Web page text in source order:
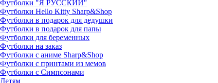
Футболки "Я РУССКИЙ"
Футболки Hello Kitty Sharp&Shop
Футболки в подарок для дедушки
Футболки в подарок для папы
Футболки для беременных
Футболки на заказ
Футболки с аниме Sharp&Shop
Футболки с принтами из мемов
Футболки с Симпсонами
Детям